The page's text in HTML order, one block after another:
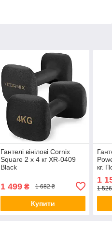
Гантелі вінілові Cornix
Square 2 x 4 кг XR-0409
Black
1 499₴ 1 682 ₴
Купити
кг.
1
1